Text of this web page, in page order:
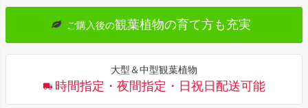
ご購入後の観葉植物の育て方も充実
大型＆中型観葉植物
時間指定・夜間指定・日祝日配送可能